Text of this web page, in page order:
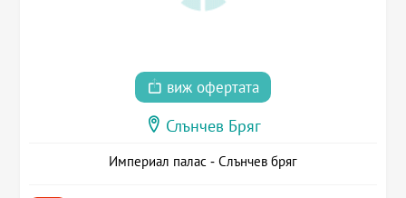
виж офертата
Слънчев Бряг
Империал палас - Слънчев бряг